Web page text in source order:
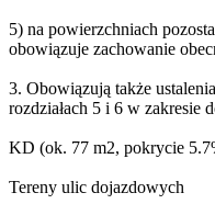
5) na powierzchniach
obowiązuje zachowanie
3. Obowiązują także
rozdziałach 5 i 6 w zakresie
KD (ok. 77 m2, pokrycie
Tereny ulic dojazdowych